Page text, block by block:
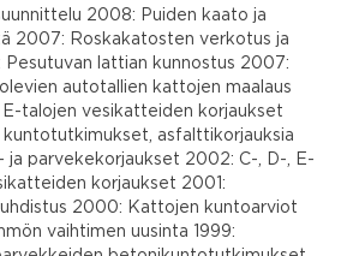
2008: Puiden kaato ja
2007: Roskakatosten verkotus ja
Pesutuvan lattian kunnostus 2007:
autotallien kattojen maalaus
talojen vesikatteiden korjaukset
asfalttikorjauksia
ja parvekekorjaukset 2002: C-, D-, E-
korjaukset 2001:
2000: Kattojen kuntoarviot
vaihtimen uusinta 1999: